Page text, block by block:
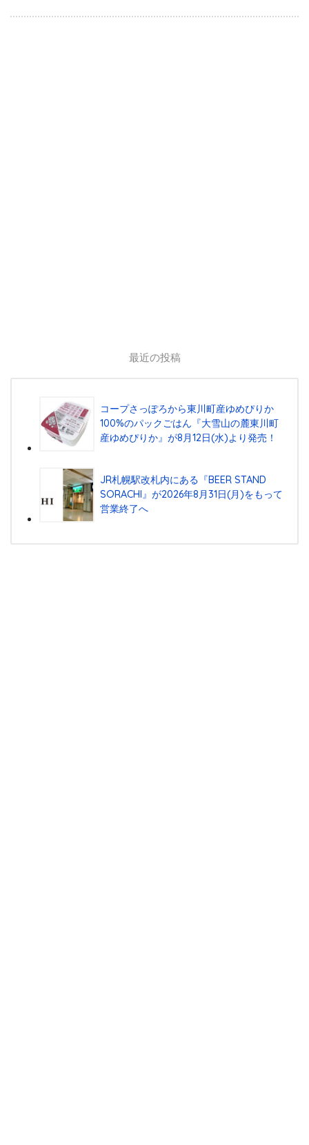
最近の投稿
コープさっぽろから東川町産ゆめぴりか
100%のパックごはん『⼤雪⼭の麓東川町
産ゆめぴりか』が8⽉12⽇(⽔)より発売！
JR札幌駅改札内にある『BEER STAND
SORACHI』が2026年8月31日(月)をもって
営業終了へ